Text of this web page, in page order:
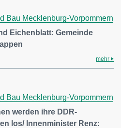
Bau Mecklenburg-Vorpommern
Eichenblatt: Gemeinde
mehr
Bau Mecklenburg-Vorpommern
werden ihre DDR-
los/ Innenminister Renz: